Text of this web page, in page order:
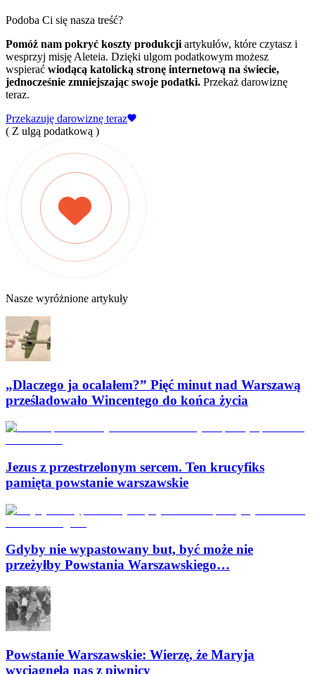
Podoba Ci się nasza treść?
Pomóż nam pokryć koszty produkcji artykułów, które czytasz i
wesprzyj misję Aleteia. Dzięki ulgom podatkowym możesz
wspierać wiodącą katolicką stronę internetową na świecie,
jednocześnie zmniejszając swoje podatki. Przekaż darowiznę
teraz.
Przekazuję darowiznę teraz
( Z ulgą podatkową )
Nasze wyróżnione artykuły
„Dlaczego ja ocalałem?” Pięć minut nad Warszawą
prześladowało Wincentego do końca życia
Jezus z przestrzelonym sercem. Ten krucyfiks
pamięta powstanie warszawskie
Gdyby nie wypastowany but, być może nie
przeżyłby Powstania Warszawskiego…
Powstanie Warszawskie: Wierzę, że Maryja
wyciągnęła nas z piwnicy